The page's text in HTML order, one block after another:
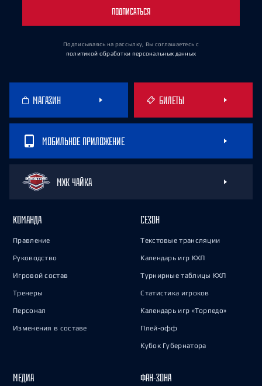
ПОДПИСАТЬСЯ
Подписываясь на рассылку, Вы соглашаетесь с
политикой обработки персональных данных
МАГАЗИН БИЛЕТЫ
МОБИЛЬНОЕ ПРИЛОЖЕНИЕ
МХК ЧАЙКА
КОМАНДА
Правление
Руководство
Игровой состав
Тренеры
Персонал
Изменения в составе
СЕЗОН
Текстовые трансляции
Календарь игр КХЛ
Турнирные таблицы КХЛ
Статистика игроков
Календарь игр «Торпедо»
Плей-офф
Кубок Губернатора
МЕДИА ФАН-ЗОНА